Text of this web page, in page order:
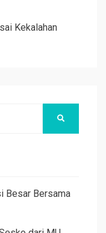
Kekalahan
Besar Bersama